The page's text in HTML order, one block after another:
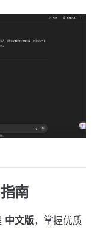
南
中文版，掌握优质